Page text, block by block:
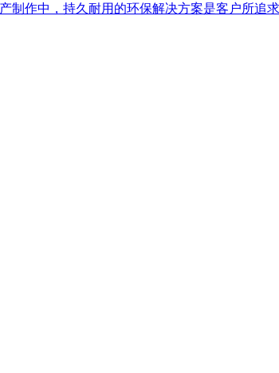
制作中，持久耐用的环保解决方案是客户所追